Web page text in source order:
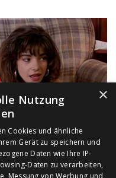
×
Nutzung
Cookies und ähnliche
Gerät zu speichern und
Daten wie Ihre IP-
Daten zu verarbeiten,
Messung von Werbung und